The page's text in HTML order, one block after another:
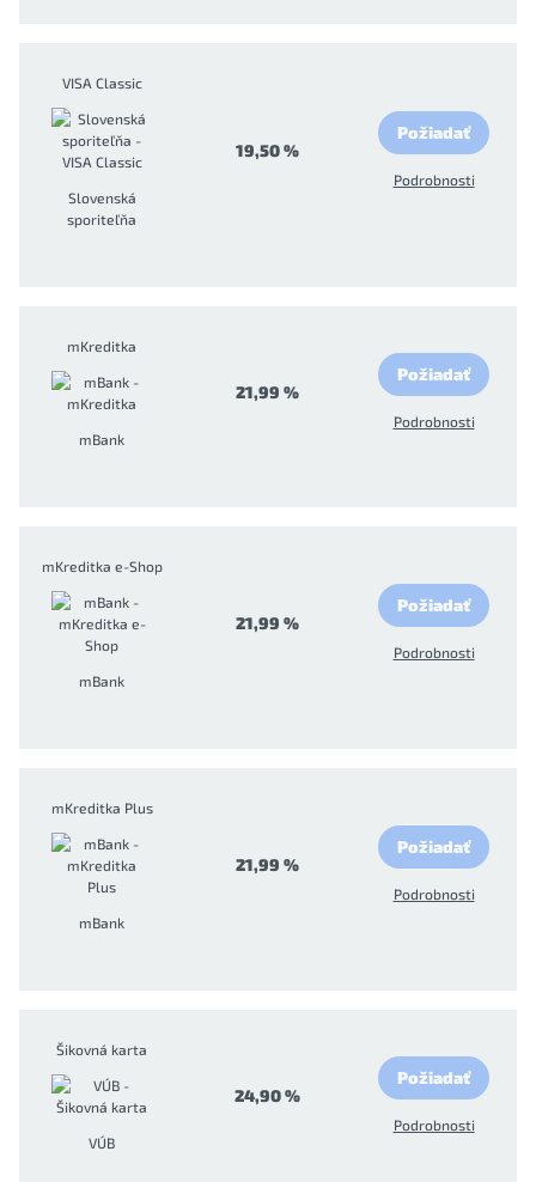
VISA Classic
Slovenská
sporiteľňa
19,50 %
Požiadať
Podrobnosti
mKreditka
mBank
21,99 %
Požiadať
Podrobnosti
mKreditka e-Shop
mBank
21,99 %
Požiadať
Podrobnosti
mKreditka Plus
mBank
21,99 %
Požiadať
Podrobnosti
Šikovná karta
VÚB
24,90 %
Požiadať
Podrobnosti